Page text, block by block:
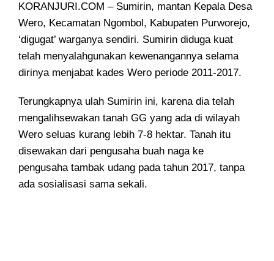
KORANJURI.COM – Sumirin, mantan Kepala Desa
Wero, Kecamatan Ngombol, Kabupaten Purworejo,
‘digugat’ warganya sendiri. Sumirin diduga kuat
telah menyalahgunakan kewenangannya selama
dirinya menjabat kades Wero periode 2011-2017.
Terungkapnya ulah Sumirin ini, karena dia telah
mengalihsewakan tanah GG yang ada di wilayah
Wero seluas kurang lebih 7-8 hektar. Tanah itu
disewakan dari pengusaha buah naga ke
pengusaha tambak udang pada tahun 2017, tanpa
ada sosialisasi sama sekali.